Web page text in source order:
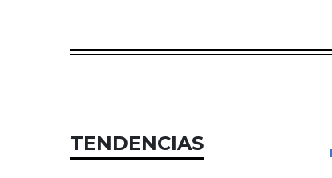
TENDENCIAS